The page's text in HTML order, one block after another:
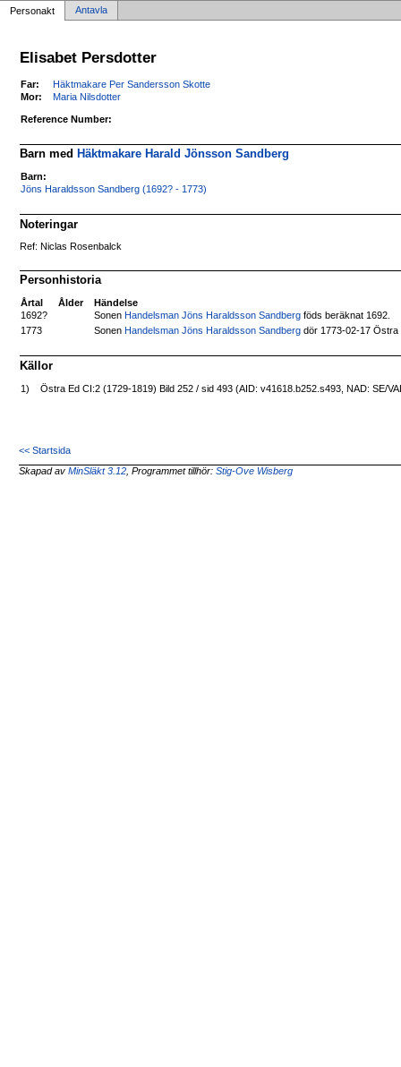
Personakt Antavla
Elisabet Persdotter
Far:
Häktmakare Per Sandersson Skotte
Mor:
Maria Nilsdotter
Reference Number:
Barn med Häktmakare Harald Jönsson Sandberg
Barn:
Jöns Haraldsson Sandberg (1692? - 1773)
Noteringar
Ref: Niclas Rosenbalck
Personhistoria
Årtal Ålder
Händelse
1692?
SonenHandelsman Jöns Haraldsson Sandberg föds beräknat 1692.
1773
SonenHandelsman Jöns Haraldsson Sandberg dör 1773-02-17 Östra
Källor
1) Östra Ed CI:2 (1729-1819) Bild 252 / sid 493 (AID: v41618.b252.s493, NAD: SE/
<< Startsida
Skapad avMinSläkt 3.12 , Programmet tillhör:Stig-Ove Wisberg